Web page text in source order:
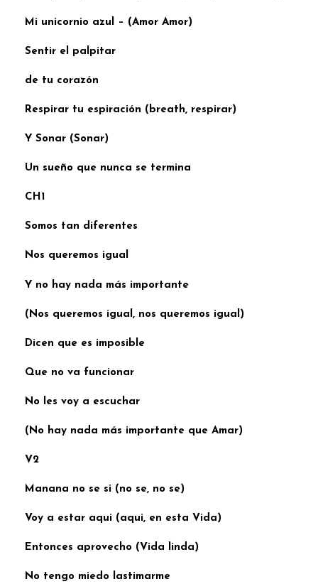
Mi unicornio azul – (Amor Amor)
Sentir el palpitar
de tu corazón
Respirar tu espiración (breath, respirar)
Y Sonar (Sonar)
Un sueño que nunca se termina
CH1
Somos tan diferentes
Nos queremos igual
Y no hay nada más importante
(Nos queremos igual, nos queremos igual)
Dicen que es imposible
Que no va funcionar
No les voy a escuchar
(No hay nada más importante que Amar)
V2
Manana no se si (no se, no se)
Voy a estar aqui (aqui, en esta Vida)
Entonces aprovecho (Vida linda)
No tengo miedo lastimarme